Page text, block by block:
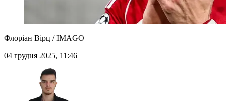
Флоріан Вірц / IMAGO
04 грудня 2025, 11:46